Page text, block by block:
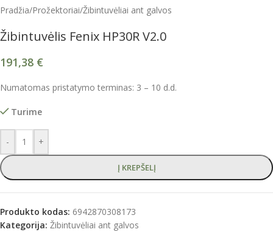
Pradžia/Prožektoriai/Žibintuvėliai ant galvos
Žibintuvėlis Fenix HP30R V2.0
191,38 €
Numatomas pristatymo terminas: 3 – 10 d.d.
Turime
- +
Į KREPŠELĮ
Produkto kodas: 6942870308173
Kategorija: Žibintuvėliai ant galvos